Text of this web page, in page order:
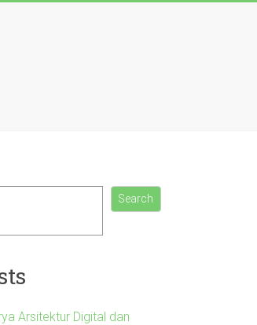
Search
Arsitektur Digital dan